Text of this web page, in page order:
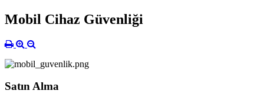
Mobil Cihaz Güvenliği
Satın Alma